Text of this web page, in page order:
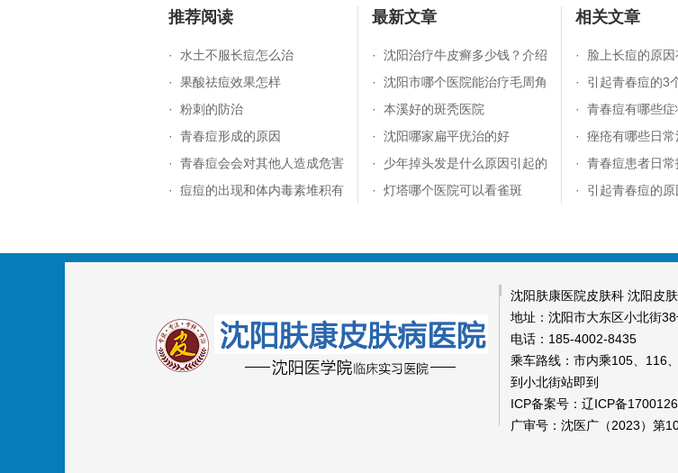
推荐阅读
· 水土不服长痘怎么治
· 果酸祛痘效果怎样
· 粉刺的防治
· 青春痘形成的原因
· 青春痘会会对其他人造成危害
· 痘痘的出现和体内毒素堆积有
最新文章
· 沈阳治疗牛皮癣多少钱？介绍
· 沈阳市哪个医院能治疗毛周角
· 本溪好的斑秃医院
· 沈阳哪家扁平疣治的好
· 少年掉头发是什么原因引起的
· 灯塔哪个医院可以看雀斑
相关文章
· 脸上长痘的原因
· 引起青春痘的3
· 青春痘有哪些
· 痤疮有哪些日常
· 青春痘患者日常
· 引起青春痘的原
沈阳肤康医院皮肤科 沈阳皮
地址：沈阳市大东区小北街
电话：185-4002-8435
乘车路线：市内乘105、116
到小北街站即到
ICP备案号：辽ICP备
广审号：沈医广（2023）第